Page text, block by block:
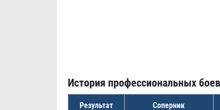
История профессиональных боев
Результат Соперник